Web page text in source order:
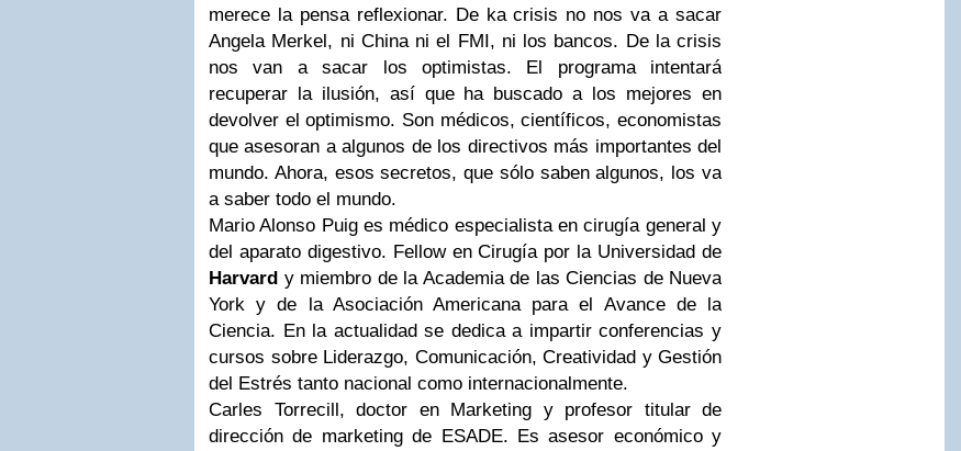
merece la pensa reflexionar. De ka crisis no nos va a sacar
Angela Merkel, ni China ni el FMI, ni los bancos. De la crisis
nos van a sacar los optimistas. El programa intentará
recuperar la ilusión, así que ha buscado a los mejores en
devolver el optimismo. Son médicos, científicos, economistas
que asesoran a algunos de los directivos más importantes del
mundo. Ahora, esos secretos, que sólo saben algunos, los va
a saber todo el mundo.
Mario Alonso Puig es médico especialista en cirugía general y
del aparato digestivo. Fellow en Cirugía por la Universidad de
Harvard y miembro de la Academia de las Ciencias de Nueva
York y de la Asociación Americana para el Avance de la
Ciencia. En la actualidad se dedica a impartir conferencias y
cursos sobre Liderazgo, Comunicación, Creatividad y Gestión
del Estrés tanto nacional como internacionalmente.
Carles Torrecill, doctor en Marketing y profesor titular de
dirección de marketing de ESADE. Es asesor económico y